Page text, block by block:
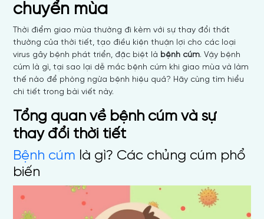
chuyển mùa
Thời điểm giao mùa thường đi kèm với sự thay đổi thất
thường của thời tiết, tạo điều kiện thuận lợi cho các loại
virus gây bệnh phát triển, đặc biệt là bệnh cúm. Vậy bệnh
cúm là gì, tại sao lại dễ mắc bệnh cúm khi giao mùa và làm
thế nào để phòng ngừa bệnh hiệu quả? Hãy cùng tìm hiểu
chi tiết trong bài viết này.
Tổng quan về bệnh cúm và sự
thay đổi thời tiết
Bệnh cúm là gì? Các chủng cúm phổ
biến